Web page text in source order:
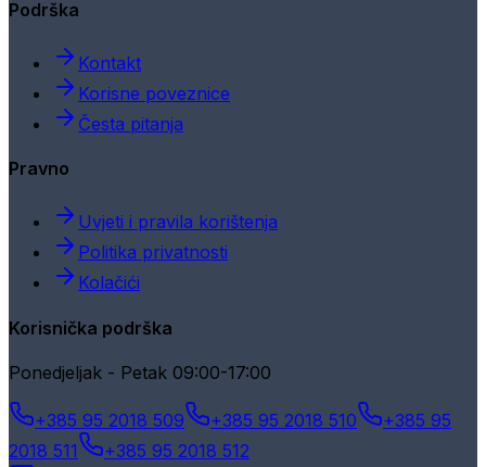
Podrška
Kontakt
Korisne poveznice
Česta pitanja
Pravno
Uvjeti i pravila korištenja
Politika privatnosti
Kolačići
Korisnička podrška
Ponedjeljak - Petak 09:00-17:00
+385 95 2018 509 +385 95 2018 510
+385 95
2018 511
+385 95 2018 512